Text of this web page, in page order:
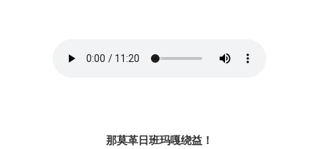
那莫革日班玛嘎绕益！